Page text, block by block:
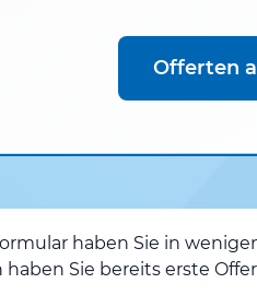
Offerten
haben Sie in
haben Sie bereits erste